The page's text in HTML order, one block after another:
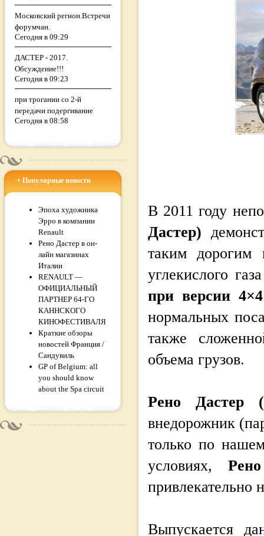
Московский регион.Встречи
форумчан.
Сегодня в 09:29
ДАСТЕР - 2017.
Обсуждение!!!
Сегодня в 09:23
при трогании со 2-й
передачи подергивание
Сегодня в 08:58
Популярные новости
Эпоха художника
Эрро в компании
Renault
Рено Дастер в он-
лайн магазинах
Италии
RENAULT —
ОФИЦИАЛЬНЫЙ
ПАРТНЕР 64-ГО
КАННСКОГО
КИНОФЕСТИВАЛЯ
Краткие обзоры
новостей Франция /
Сандувиль
GP of Belgium: all
you should know
about the Spa circuit
В 2011 году
Дастер)
таким дорогим
углекислого
при версии 4×4
нормальных
также
объема грузов.
Рено Дастер
внедорожник
только по
условиях,
привлекательно
Выпускается